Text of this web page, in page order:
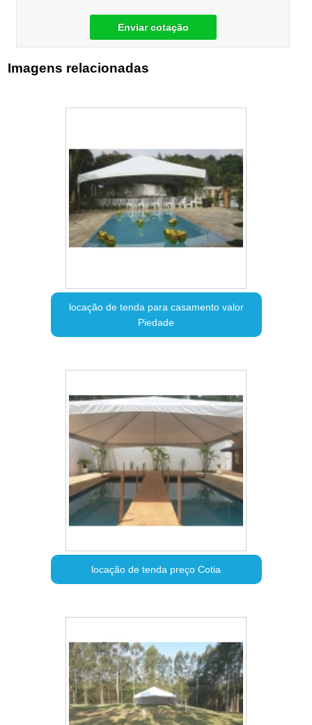
Enviar cotação
Imagens relacionadas
locação de tenda para casamento valor
Piedade
locação de tenda preço Cotia